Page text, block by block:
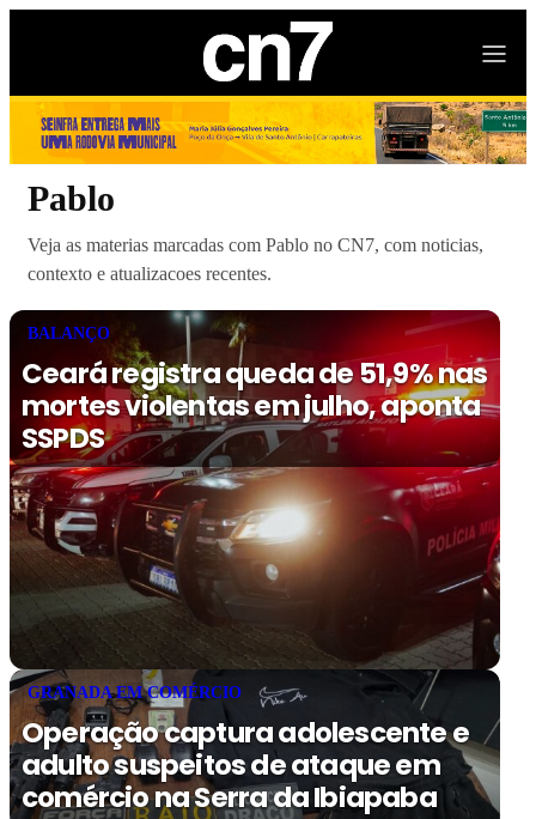
Pablo
Veja as materias marcadas com Pablo no CN7, com noticias,
contexto e atualizacoes recentes.
BALANÇO
Ceará registra queda de 51,9% nas
mortes violentas em julho, aponta
SSPDS
GRANADA EM COMÉRCIO
Operação captura adolescente e
adulto suspeitos de ataque em
comércio na Serra da Ibiapaba